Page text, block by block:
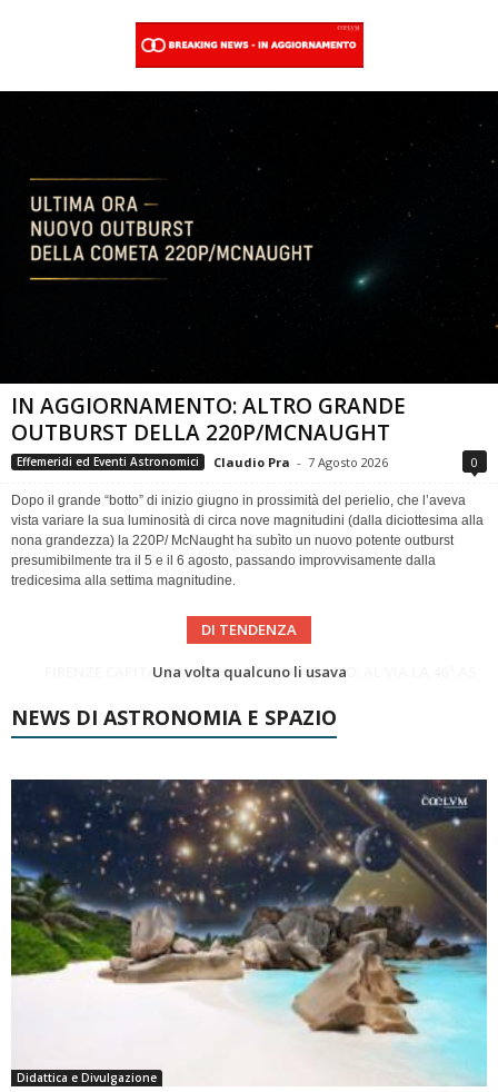
IN AGGIORNAMENTO: ALTRO GRANDE
OUTBURST DELLA 220P/MCNAUGHT
Effemeridi ed Eventi Astronomici Claudio Pra - 7 Agosto 2026 0
Dopo il grande “botto” di inizio giugno in prossimità del perielio, che l’aveva
vista variare la sua luminosità di circa nove magnitudini (dalla diciottesima alla
nona grandezza) la 220P/ McNaught ha subìto un nuovo potente outburst
presumibilmente tra il 5 e il 6 agosto, passando improvvisamente dalla
tredicesima alla settima magnitudine.
DI TENDENZA
Cielo del Mese di Agosto 2026
NEWS DI ASTRONOMIA E SPAZIO
Didattica e Divulgazione